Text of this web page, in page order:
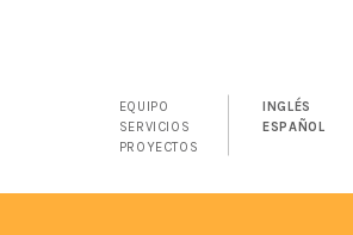
EQUIPO
SERVICIOS
PROYECTOS
INGLÉS
ESPAÑOL